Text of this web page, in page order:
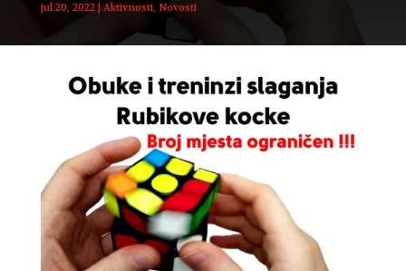
jul 20, 2022| Aktivnosti, Novosti